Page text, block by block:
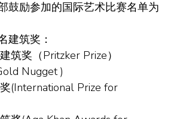
励参加的国际艺术比赛名单为
筑奖：
奖（Pritzker Prize）
Nugget )
Prize for